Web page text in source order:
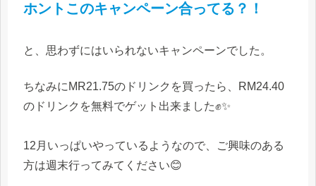
ホントこのキャンペーン合ってる？！
と、思わずにはいられないキャンペーンでした。
ちなみにMR21.75のドリンクを買ったら、RM24.40
のドリンクを無料でゲット出来ました✊✨
12月いっぱいやっているようなので、ご興味のある
方は週末行ってみてください😊